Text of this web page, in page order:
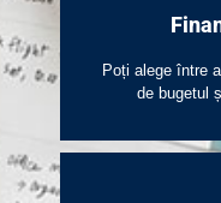
Poți alege între
de bugetul